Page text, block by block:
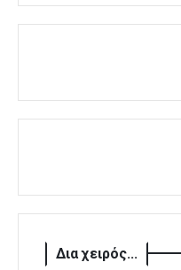
Δια χειρός...